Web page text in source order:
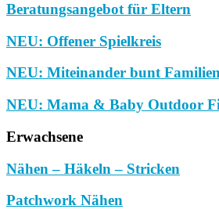
Beratungsangebot für Eltern
NEU: Offener Spielkreis
NEU: Miteinander bunt
NEU: Mama & Baby Outdoor
Erwachsene
Nähen – Häkeln – Stricken
Patchwork Nähen